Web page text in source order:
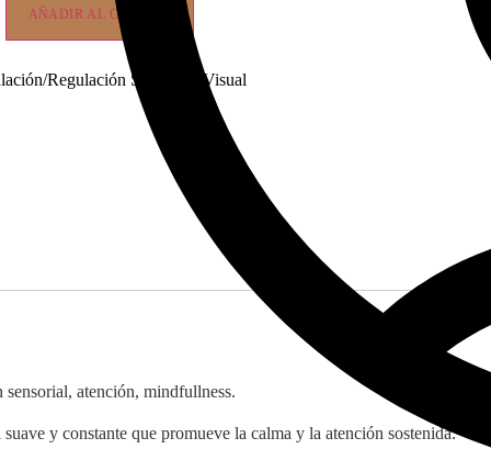
AÑADIR AL CARRITO
Regulación Sensorial Visual
atención, mindfullness.
y constante que promueve la calma y la atención sostenida.